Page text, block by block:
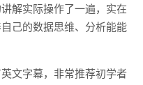
解实际操作了一遍，实在
己的数据思维、分析能能
文字幕，非常推荐初学者